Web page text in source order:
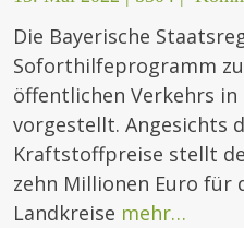
Die Bayerische
Soforthilfeprogramm
öffentlichen Verkehrs in
vorgestellt. Angesichts
Kraftstoffpreise stellt
zehn Millionen Euro für
Landkreise mehr…